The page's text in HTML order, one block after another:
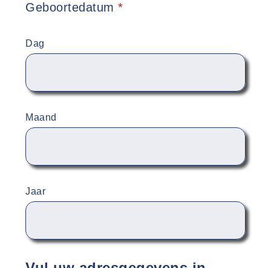
Geboortedatum*
Dag
Maand
Jaar